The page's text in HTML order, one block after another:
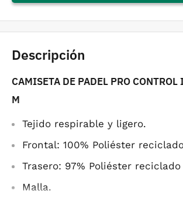
Descripción
CAMISETA DE PADEL PRO CONTROL
M
Tejido respirable y ligero.
Frontal: 100% Poliéster
Trasero: 97% Poliéster
Malla.